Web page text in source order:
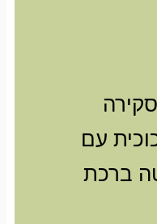
עם
ברכת